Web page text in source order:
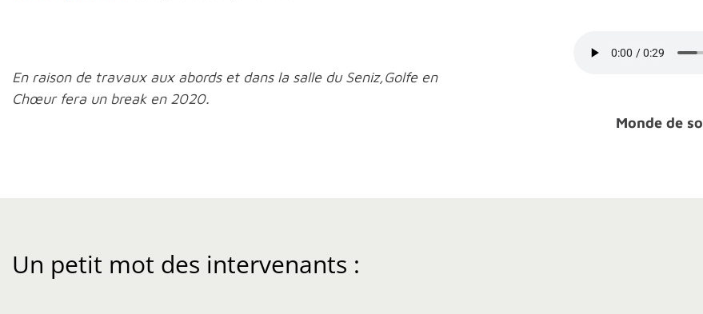
En raison de travaux aux abords et dans la salle du Seniz,Golfe en
Chœur fera un break en 2020.
Monde de
Un petit mot des intervenants :